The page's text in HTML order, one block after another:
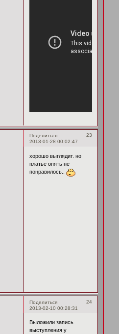
Поделиться
23
2013-01-28 00:02:47
хорошо выглядит. но
платье опять не
понравилось..
Поделиться
24
2013-02-10 00:28:31
Выложили запись
выступления у